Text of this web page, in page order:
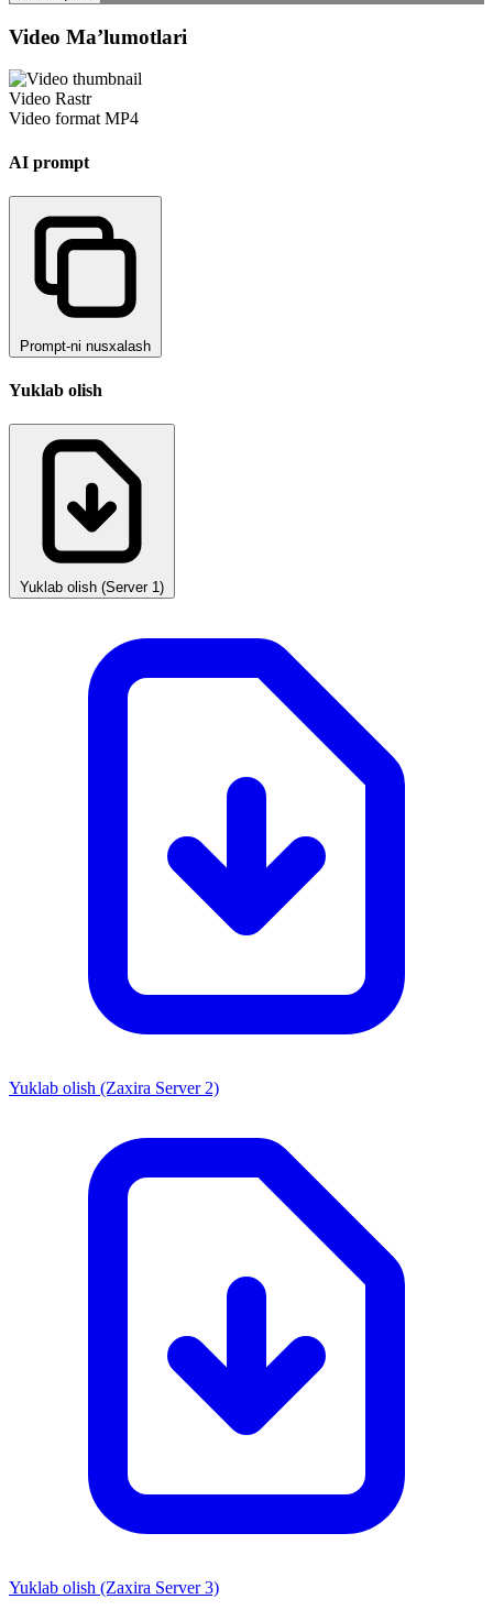
Video Ma’lumotlari
Video Rastr
Video format MP4
AI prompt
Prompt-ni nusxalash
Yuklab olish
Yuklab olish (Server 1)
Yuklab olish (Zaxira Server 2)
Yuklab olish (Zaxira Server 3)